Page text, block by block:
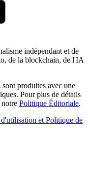
indépendant et de
de la blockchain, de l'IA
produites avec une
Pour plus de détails
Politique Éditoriale.
et Politique de